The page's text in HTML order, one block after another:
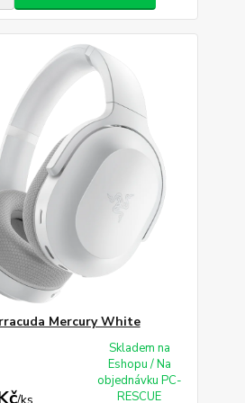
Mercury White
Skladem na
Eshopu / Na
objednávku PC-
RESCUE